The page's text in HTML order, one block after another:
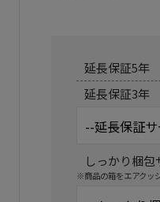
延長保証5年
延長保証3年
しっかり梱包
※商品の箱をエアクッ